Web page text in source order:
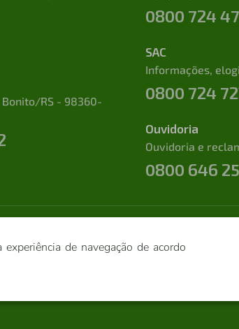
de navegação de acordo
Bonito/RS - 98360-
0800 724
SAC
Informações,
0800 724
Ouvidoria
Ouvidoria e
0800 646